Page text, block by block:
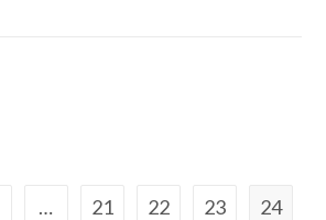
… 21 22 23 24